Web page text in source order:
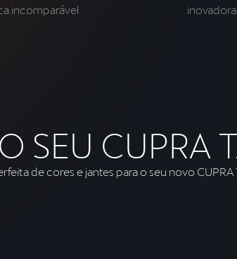
incomparável.
SEU CUPRA
de cores e jantes para o seu novo CUPRA